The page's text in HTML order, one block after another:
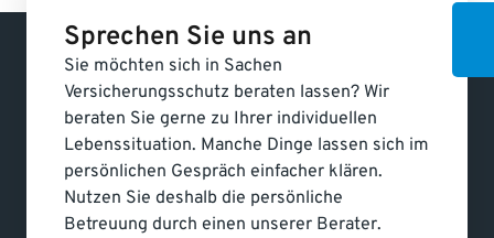
Sprechen Sie uns an
Sie möchten sich in Sachen
Versicherungsschutz beraten lassen? Wir
beraten Sie gerne zu Ihrer individuellen
Lebenssituation. Manche Dinge lassen sich im
persönlichen Gespräch einfacher klären.
Nutzen Sie deshalb die persönliche
Betreuung durch einen unserer Berater.